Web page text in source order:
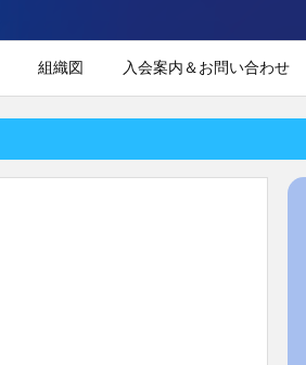
組織図 入会案内＆お問い合わせ